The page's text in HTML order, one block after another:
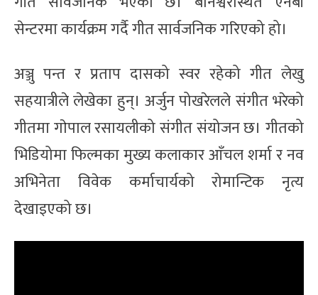
सेन्टरमा कार्यक्रम गर्दै गीत सार्वजनिक गरिएको हो।
अञ्जु पन्त र प्रताप दासको स्वर रहेको गीत लेखु
सहयात्रीले लेखेका हुन्। अर्जुन पोखरेलले संगीत भरेको
गीतमा गाेपाल रसायलीको संगीत संयोजन छ। गीतको
भिडियोमा फिल्मका मुख्य कलाकार आँचल शर्मा र नव
अभिनेता विवेक कर्माचार्यको रोमान्टिक नृत्य
देखाइएको छ।